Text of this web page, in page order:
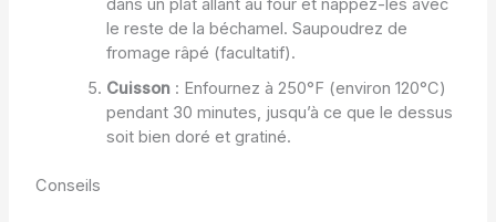
dans un plat allant au four et nappez-les avec
le reste de la béchamel. Saupoudrez de
fromage râpé (facultatif).
Cuisson: Enfournez à 250°F (environ 120°C)
pendant 30 minutes, jusqu’à ce que le dessus
soit bien doré et gratiné.
Conseils